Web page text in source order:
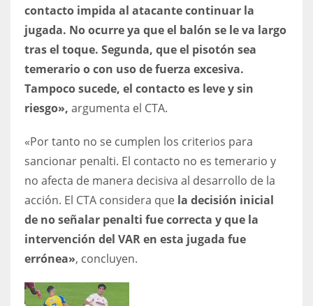
26
contacto impida al atacante continuar la
jugada. No ocurre ya que el balón se le va largo
tras el toque. Segunda, que el pisotón sea
temerario o con uso de fuerza excesiva.
Tampoco sucede, el contacto es leve y sin
riesgo», argumenta el CTA.
«Por tanto no se cumplen los criterios para
sancionar penalti. El contacto no es temerario y
no afecta de manera decisiva al desarrollo de la
acción. El CTA considera que la decisión inicial
de no señalar penalti fue correcta y que la
intervención del VAR en esta jugada fue
errónea», concluyen.